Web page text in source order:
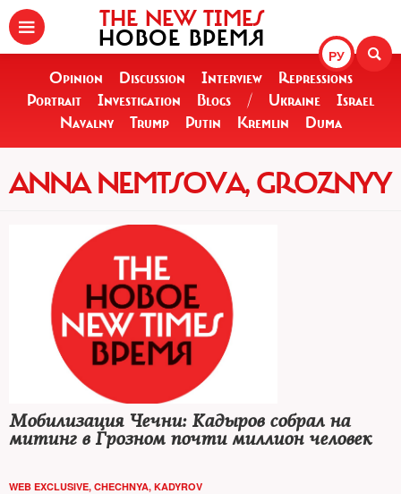
РУ
THE NEW TIMES
НОВОЕ ВРЕМЯ
Opinion Discussion Interview
Repressions
Portrait
Investigation Blogs / Ukraine
Israel
Navalny
Trump Putin Kremlin Duma
ANNA NEMTSOVA, GROZNYY
Мобилизация Чечни: Кадыров собрал на
митинг в Грозном почти миллион человек
WEB EXCLUSIVE, CHECHNYA, KADYROV